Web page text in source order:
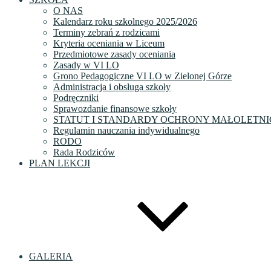
O NAS
Kalendarz roku szkolnego 2025/2026
Terminy zebrań z rodzicami
Kryteria oceniania w Liceum
Przedmiotowe zasady oceniania
Zasady w VI LO
Grono Pedagogiczne VI LO w Zielonej Górze
Administracja i obsługa szkoły
Podręczniki
Sprawozdanie finansowe szkoły
STATUT I STANDARDY OCHRONY
Regulamin nauczania indywidualnego
RODO
Rada Rodziców
PLAN LEKCJI
GALERIA